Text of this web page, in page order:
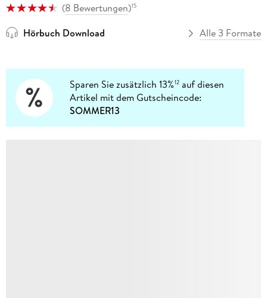
(8 Bewertungen)15
Hörbuch Download Alle 3 Formate
Sparen Sie zusätzlich 13%12 auf diesen
Artikel mit dem Gutscheincode:
SOMMER13